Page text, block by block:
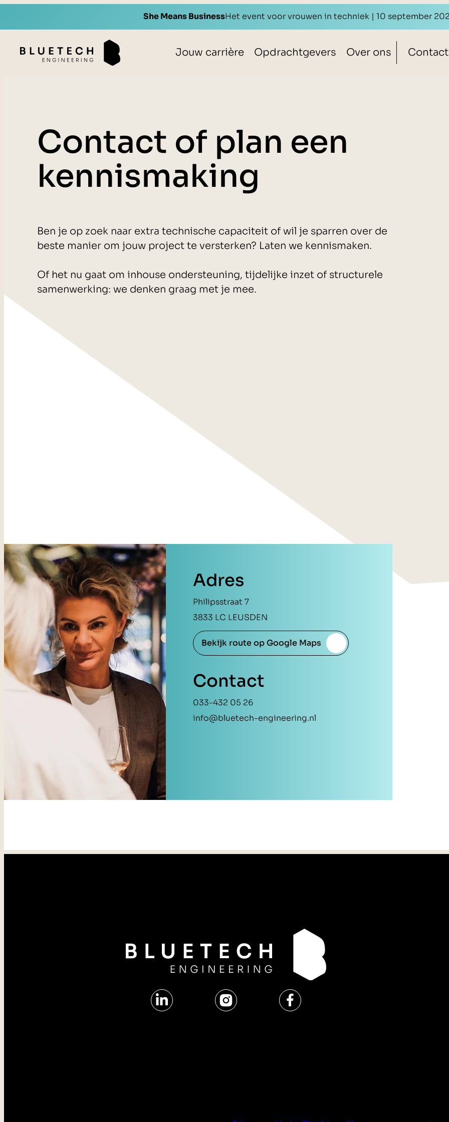
de
She Means BusinessHet event voor vrouwen in techniek | 10 september
Jouw carrière Opdrachtgevers Over ons Contact
Contact of plan een
kennismaking
Ben je op zoek naar extra technische capaciteit of wil je sparren over de
beste manier om jouw project te versterken? Laten we kennismaken.
Of het nu gaat om inhouse ondersteuning, tijdelijke inzet of structurele
samenwerking: we denken graag met je mee.
Adres
Philipsstraat 7
3833 LC LEUSDEN
Bekijk route op Google Maps
Contact
033-432 05 26
info@bluetech-engineering.nl